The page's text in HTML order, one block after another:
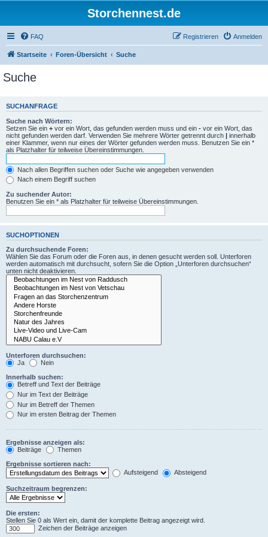
Storchennest.de
FAQ Anmelden
Registrieren
Startseite Foren-Übersicht Suche
Suche
SUCHANFRAGE
Suche nach Wörtern:
Setzen Sie ein + vor ein Wort, das gefunden werden muss und ein - vor ein Wort, das
nicht gefunden werden darf. Verwenden Sie mehrere Wörter getrennt durch | innerhalb
einer Klammer, wenn nur eines der Wörter gefunden werden muss. Benutzen Sie ein *
als Platzhalter für teilweise Übereinstimmungen.
Nach allen Begriffen suchen oder Suche wie angegeben verwenden
Nach einem Begriff suchen
Zu suchender Autor:
Benutzen Sie ein * als Platzhalter für teilweise Übereinstimmungen.
SUCHOPTIONEN
Zu durchsuchende Foren:
Wählen Sie das Forum oder die Foren aus, in denen gesucht werden soll. Unterforen
werden automatisch mit durchsucht, sofern Sie die Option „Unterforen durchsuchen“
unten nicht deaktivieren.
Unterforen durchsuchen:
Ja
Nein
Innerhalb suchen:
Betreff und Text der Beiträge
Nur im Text der Beiträge
Nur im Betreff der Themen
Nur im ersten Beitrag der Themen
Ergebnisse anzeigen als:
Beiträge
Themen
Ergebnisse sortieren nach:
Aufsteigend
Absteigend
Suchzeitraum begrenzen:
Die ersten:
Stellen Sie 0 als Wert ein, damit der komplette Beitrag angezeigt wird.
Zeichen der Beiträge anzeigen